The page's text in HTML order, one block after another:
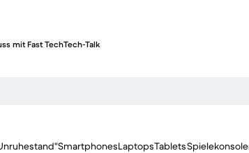
mit Fast TechTech-Talk
SmartphonesLaptopsTablets